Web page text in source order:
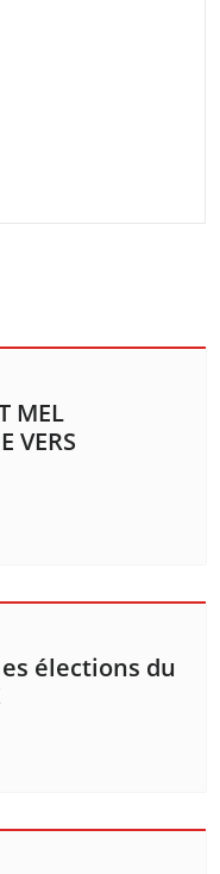
MEL
VERS
élections du